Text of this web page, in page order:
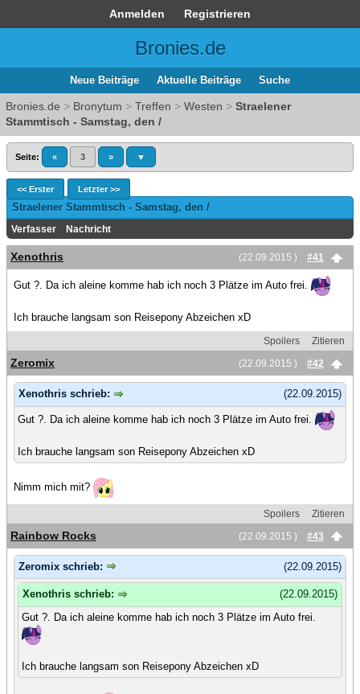
Anmelden Registrieren
Bronies.de
Neue Beiträge Aktuelle Beiträge Suche
Bronies.de > Bronytum > Treffen > Westen > Straelener
Stammtisch - Samstag, den /
Seite: « 3 » ▼
<< Erster Letzter >>
Straelener Stammtisch - Samstag, den /
Verfasser Nachricht
(22.09.2015 ) #41
Xenothris
Gut ?. Da ich aleine komme hab ich noch 3 Plätze im Auto frei.
Ich brauche langsam son Reisepony Abzeichen xD
Spoilers
Zitieren
(22.09.2015 )
#42
Zeromix
(22.09.2015)
Xenothris schrieb:
Gut ?. Da ich aleine komme hab ich noch 3 Plätze im Auto frei.
Ich brauche langsam son Reisepony Abzeichen xD
Nimm mich mit?
Spoilers
Zitieren
(22.09.2015 )
#43
Rainbow Rocks
(22.09.2015)
Zeromix schrieb:
(22.09.2015)
Xenothris schrieb:
Gut ?. Da ich aleine komme hab ich noch 3 Plätze im Auto frei.
Ich brauche langsam son Reisepony Abzeichen xD